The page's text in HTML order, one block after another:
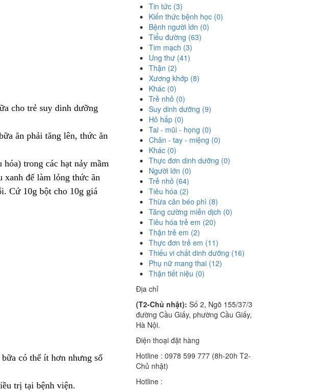
cho trẻ suy dinh dưỡng
ăn phải tăng lên, thức ăn
trong các hạt nảy mầm
xanh để làm lỏng thức ăn
Cứ 10g bột cho 10g giá
có thể ít hơn nhưng số
trị tại bệnh viện.
Tin tức (3)
Kiến thức bệnh học (0)
Bệnh người lớn (0)
Tiểu đường (63)
Tim mạch (3)
Ung thư (41)
Thận (2)
Xương khớp (8)
Khác (0)
Trẻ nhỏ (0)
Suy dinh dưỡng (9)
Hô hấp (0)
Tai - mũi - họng (0)
Chân - tay - miệng (0)
Khác (0)
Thực đơn dinh dưỡng (0)
Người lớn (0)
Trẻ nhỏ (64)
Tiêu hóa (2)
Thừa cân béo phì (8)
Tăng cường miễn dịch (0)
Tiêu hóa trẻ em (20)
Thận trẻ em (2)
Thực đơn trẻ em (11)
Thiếu vi chất dinh dưỡng (16)
Phụ nữ mang thai (12)
Thận tiết niệu (0)
Địa chỉ
(T2-Chủ nhật): Số 2, Ngõ 155/37/3
đường Cầu Giấy, phường Cầu Giấy,
Hà Nội.
Điện thoại đặt hàng
Hotline : 0978 599 777 (8h-20h T2-
Chủ nhật)
Hotline :